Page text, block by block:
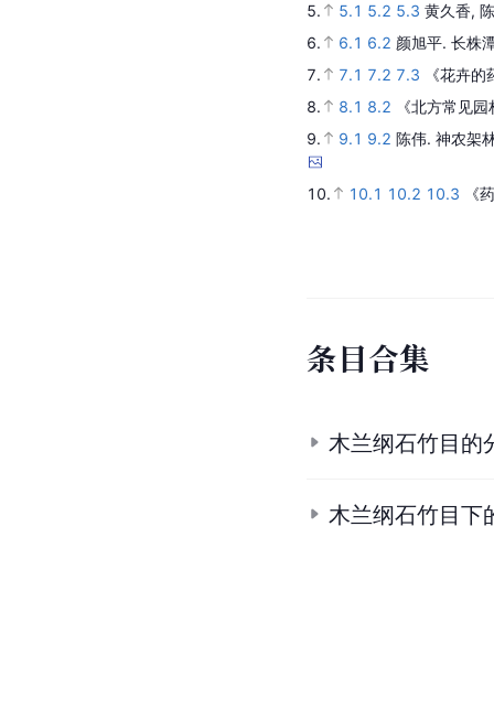
5.
5.1 5.2 5.3 黄久香,
6.
6.1 6.2 颜旭平. 长株
7.
7.1 7.2 7.3
《花卉
8.
8.1 8.2
《北方常见
9.
9.1 9.2 陈伟. 神农架
10. 10.1 10.2 10.3 《
条目合集
木兰纲石竹目的
木兰纲石竹目下